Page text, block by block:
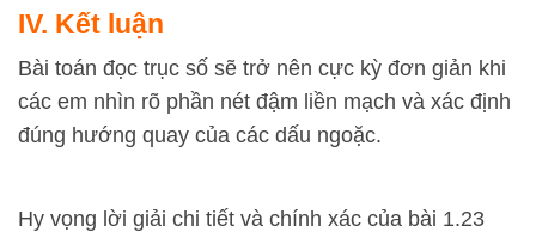
IV. Kết luận
Bài toán đọc trục số sẽ trở nên cực kỳ đơn giản khi
các em nhìn rõ phần nét đậm liền mạch và xác định
đúng hướng quay của các dấu ngoặc.
Hy vọng lời giải chi tiết và chính xác của bài 1.23